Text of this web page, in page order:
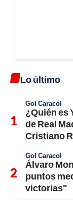
Lo último
Gol Caracol
¿Quién es
de Real
Cristiano
Gol Caracol
Álvaro
puntos
victorias"